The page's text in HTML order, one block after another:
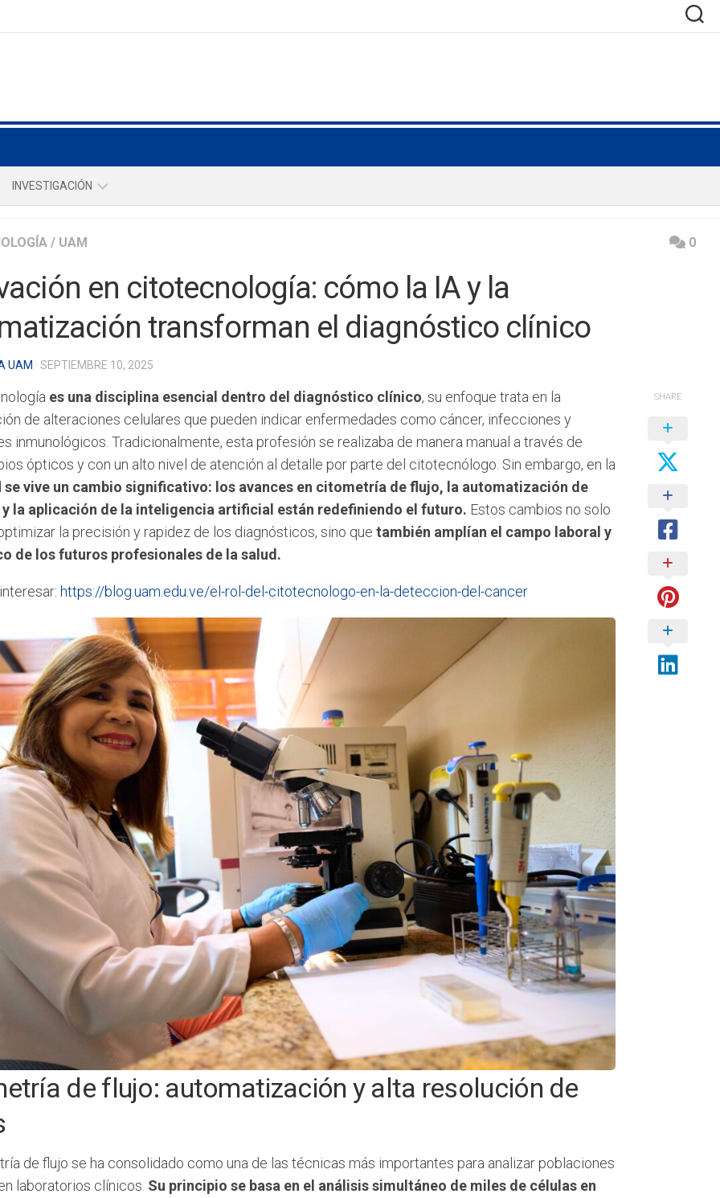
INVESTIGACIÓN
REVISTAS
REPOSITORIO
/ UAM 0
en citotecnología: cómo la IA y la
transforman el diagnóstico clínico
UAM · SEPTIEMBRE 10, 2025
es una disciplina esencial dentro del diagnóstico clínico, su enfoque trata en la
de alteraciones celulares que pueden indicar enfermedades como cáncer, infecciones y
inmunológicos. Tradicionalmente, esta profesión se realizaba de manera manual a través de
ópticos y con un alto nivel de atención al detalle por parte del citotecnólogo. Sin embargo, en la
se vive un cambio significativo: los avances en citometría de flujo, la automatización de
la aplicación de la inteligencia artificial están redefiniendo el futuro. Estos cambios no solo
la precisión y rapidez de los diagnósticos, sino que también amplían el campo laboral y
de los futuros profesionales de la salud.
https://blog.uam.edu.ve/el-rol-del-citotecnologo-en-la-deteccion-del-cancer
de flujo: automatización y alta resolución de
de flujo se ha consolidado como una de las técnicas más importantes para analizar poblaciones
laboratorios clínicos. Su principio se basa en el análisis simultáneo de miles de células en
SHARE